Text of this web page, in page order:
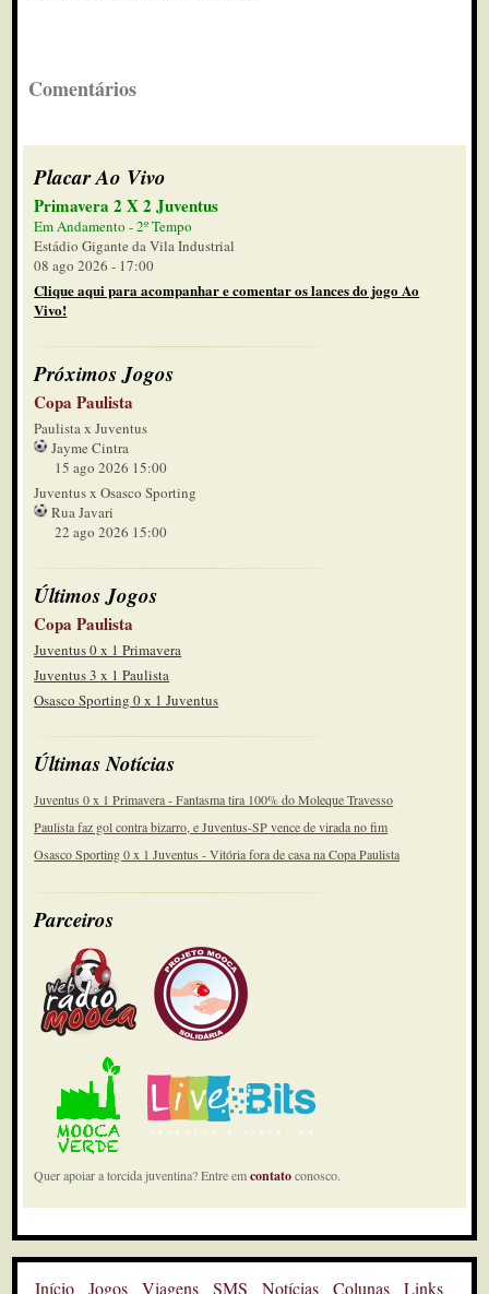
Comentários
Placar Ao Vivo
Primavera 2 X 2 Juventus
Em Andamento - 2º Tempo
Estádio Gigante da Vila Industrial
08 ago 2026 - 17:00
Clique aqui para acompanhar e comentar os lances do jogo Ao
Vivo!
Próximos Jogos
Copa Paulista
Paulista x Juventus
Jayme Cintra
15 ago 2026 15:00
Juventus x Osasco Sporting
Rua Javari
22 ago 2026 15:00
Últimos Jogos
Copa Paulista
Juventus 0 x 1 Primavera
Juventus 3 x 1 Paulista
Osasco Sporting 0 x 1 Juventus
Últimas Notícias
Juventus 0 x 1 Primavera - Fantasma tira 100% do Moleque Travesso
Paulista faz gol contra bizarro, e Juventus-SP vence de virada no fim
Osasco Sporting 0 x 1 Juventus - Vitória fora de casa na Copa Paulista
Parceiros
Quer apoiar a torcida juventina? Entre emcontatoconosco.
Início Jogos Viagens SMS Notícias Colunas Links